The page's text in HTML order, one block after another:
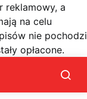
reklamowy, a
na celu
nie pochodzi
opłacone.